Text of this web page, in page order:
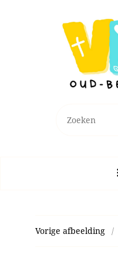
naar:
Vorige afbeelding